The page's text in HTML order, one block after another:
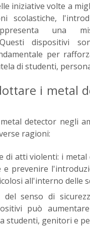
iniziative volte a
scolastiche,
una
dispositivi
per
di studenti,
i metal
detector negli
ragioni:
di atti violenti: i
e prevenire
all'interno delle
del senso di
può
studenti, genitori e